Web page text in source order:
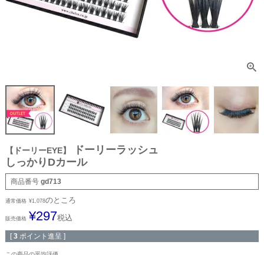
【ドーリーEYE】
ドーリーラッシュ
しっかりDカール
商品番号 gd713
通常価格 ¥1,078のところ
販売価格 ¥297税込
[ 3 ポイント進呈 ]